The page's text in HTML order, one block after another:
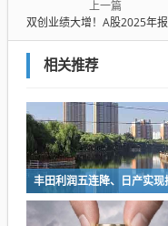
上一篇
双创业绩大增！A股2025年报全景透视
相关推荐